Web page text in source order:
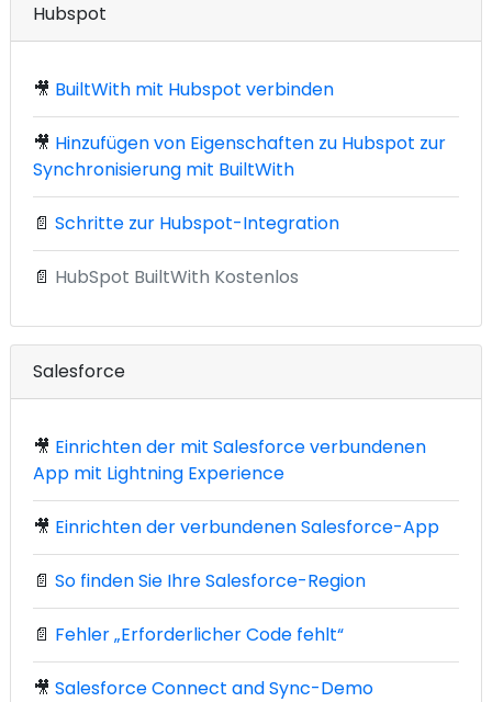
Hubspot
🎥 BuiltWith mit Hubspot verbinden
🎥 Hinzufügen von Eigenschaften zu Hubspot zur
Synchronisierung mit BuiltWith
📄 Schritte zur Hubspot-Integration
📄 HubSpot BuiltWith Kostenlos
Salesforce
🎥 Einrichten der mit Salesforce verbundenen
App mit Lightning Experience
🎥 Einrichten der verbundenen Salesforce-App
📄 So finden Sie Ihre Salesforce-Region
📄 Fehler „Erforderlicher Code fehlt“
🎥 Salesforce Connect and Sync-Demo